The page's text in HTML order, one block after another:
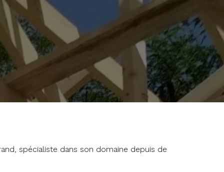
spécialiste dans son domaine depuis de